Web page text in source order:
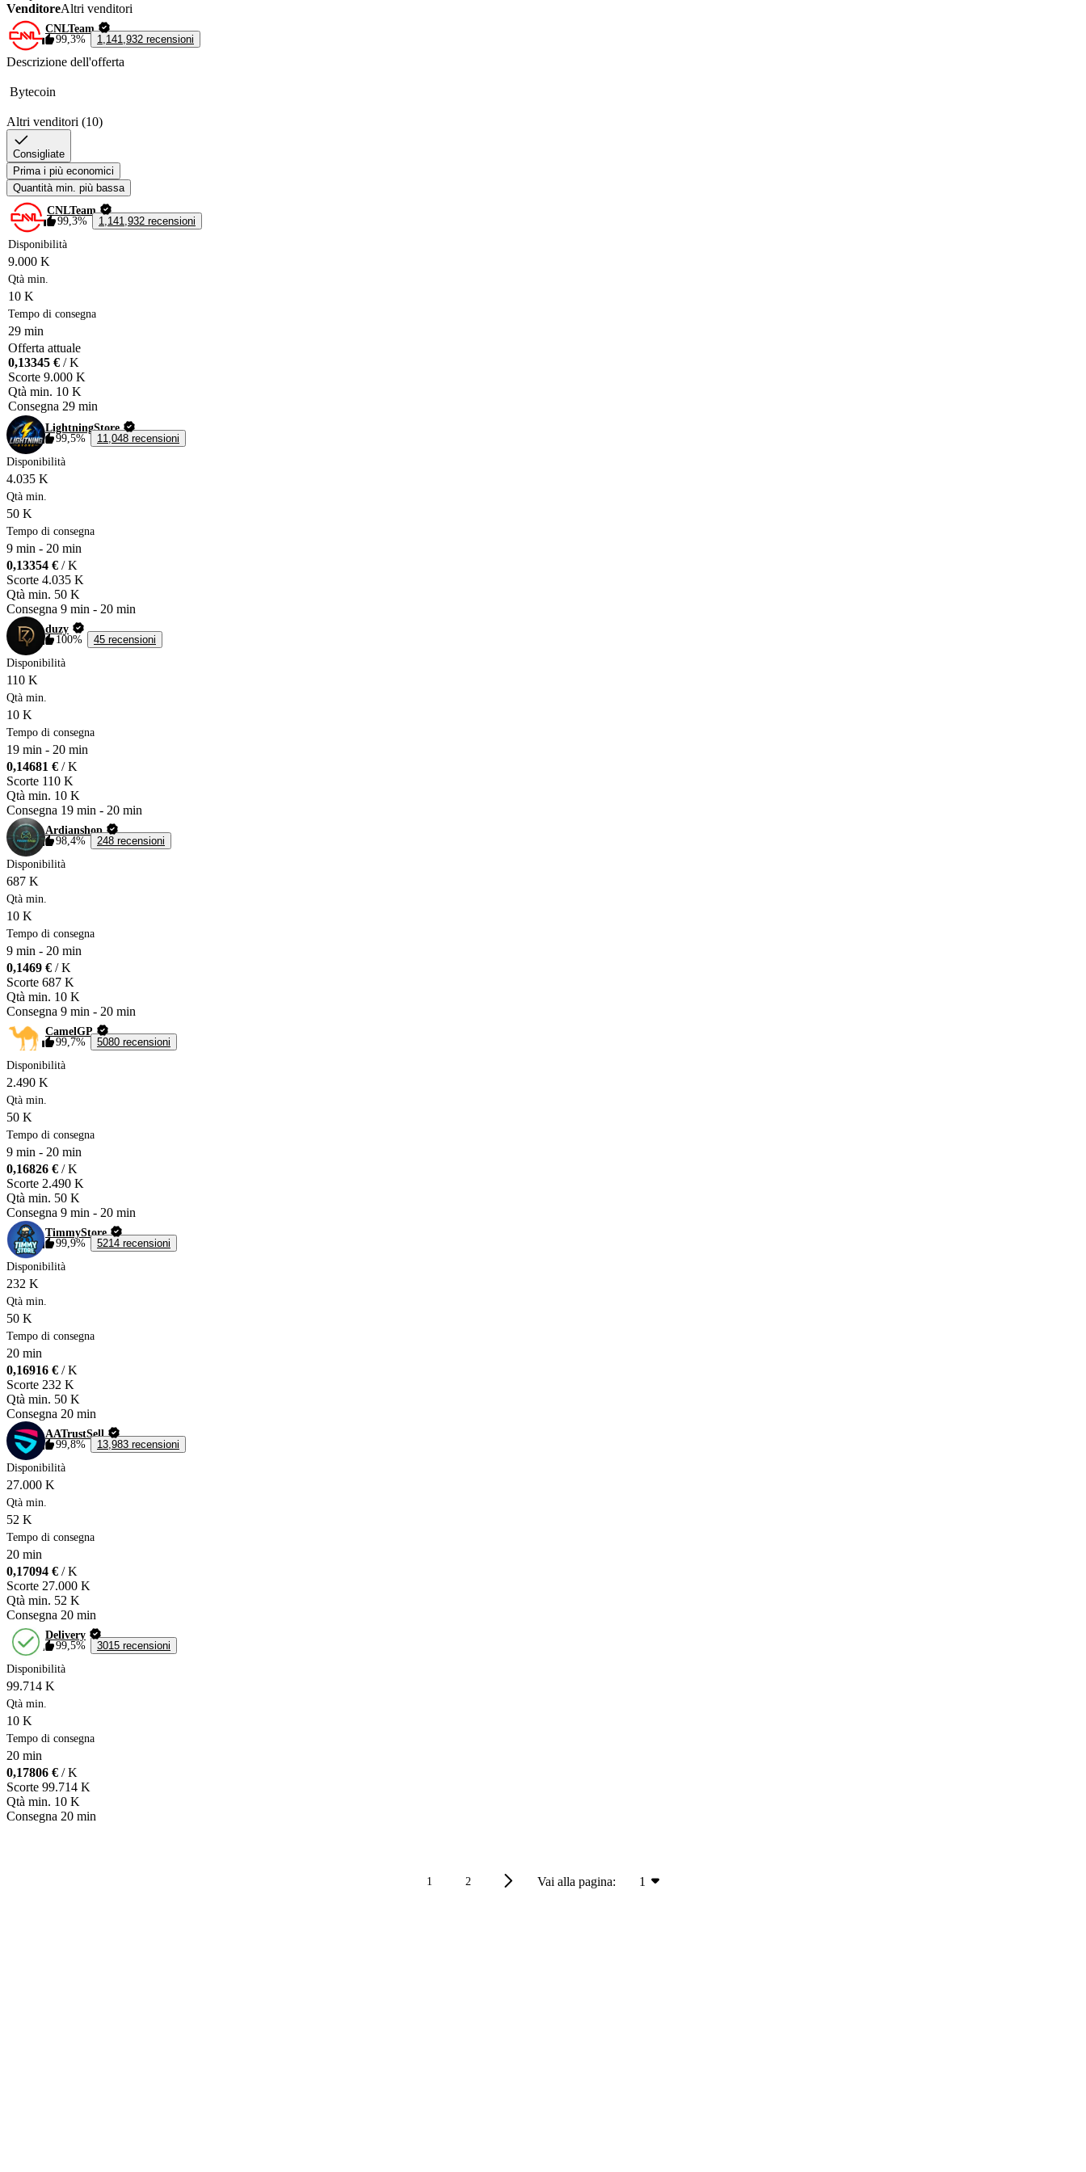
VenditoreAltri venditori
CNLTeam
99,3%
1,141,932 recensioni
Descrizione dell'offerta
Altri venditori (10)
Consigliate
Prima i più economici
Quantità min. più bassa
CNLTeam
99,3%
1,141,932 recensioni
Disponibilità
9.000 K
Qtà min.
10 K
Tempo di consegna
29 min
Offerta attuale
0,13345 € / K
Scorte 9.000 K
Qtà min. 10 K
Consegna 29 min
LightningStore
99,5%
11,048 recensioni
Disponibilità
4.035 K
Qtà min.
50 K
Tempo di consegna
9 min - 20 min
0,13354 € / K
Scorte 4.035 K
Qtà min. 50 K
Consegna 9 min - 20 min
duzy
100%
45 recensioni
Disponibilità
110 K
Qtà min.
10 K
Tempo di consegna
19 min - 20 min
0,14681 € / K
Scorte 110 K
Qtà min. 10 K
Consegna 19 min - 20 min
Ardianshop
98,4%
248 recensioni
Disponibilità
687 K
Qtà min.
10 K
Tempo di consegna
9 min - 20 min
0,1469 € / K
Scorte 687 K
Qtà min. 10 K
Consegna 9 min - 20 min
CamelGP
99,7%
5080 recensioni
Disponibilità
2.490 K
Qtà min.
50 K
Tempo di consegna
9 min - 20 min
0,16826 € / K
Scorte 2.490 K
Qtà min. 50 K
Consegna 9 min - 20 min
TimmyStore
99,9%
5214 recensioni
Disponibilità
232 K
Qtà min.
50 K
Tempo di consegna
20 min
0,16916 € / K
Scorte 232 K
Qtà min. 50 K
Consegna 20 min
AATrustSell
99,8%
13,983 recensioni
Disponibilità
27.000 K
Qtà min.
52 K
Tempo di consegna
20 min
0,17094 € / K
Scorte 27.000 K
Qtà min. 52 K
Consegna 20 min
Delivery
99,5%
3015 recensioni
Disponibilità
99.714 K
Qtà min.
10 K
Tempo di consegna
20 min
0,17806 € / K
Scorte 99.714 K
Qtà min. 10 K
Consegna 20 min
1 2 Vai alla pagina: 1